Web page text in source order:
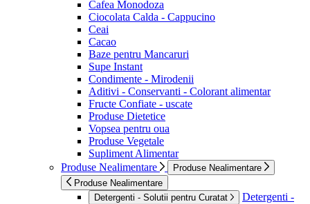
Cafea Monodoza
Ciocolata Calda - Cappucino
Ceai
Cacao
Baze pentru Mancaruri
Supe Instant
Condimente - Mirodenii
Aditivi - Conservanti - Colorant alimentar
Fructe Confiate - uscate
Produse Dietetice
Vopsea pentru oua
Produse Vegetale
Supliment Alimentar
Produse Nealimentare
Produse Nealimentare
Produse Nealimentare
Detergenti - Solutii pentru Curatat
Detergenti -